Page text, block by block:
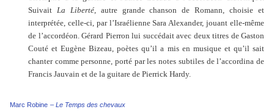
Suivait La Liberté, autre grande chanson de Romann, choisie et
interprétée, celle-ci, par l’Israélienne Sara Alexander, jouant elle-même
de l’accordéon. Gérard Pierron lui succédait avec deux titres de Gaston
Couté et Eugène Bizeau, poètes qu’il a mis en musique et qu’il sait
chanter comme personne, porté par les notes subtiles de l’accordina de
Francis Jauvain et de la guitare de Pierrick Hardy.
Marc Robine – Le Temps des chevaux